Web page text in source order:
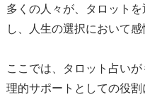
多くの人々が、タロット
し、人生の選択において
ここでは、タロット占い
理的サポートとしての役割